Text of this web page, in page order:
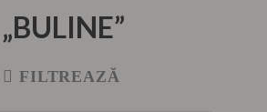
„BULINE”
FILTREAZĂ